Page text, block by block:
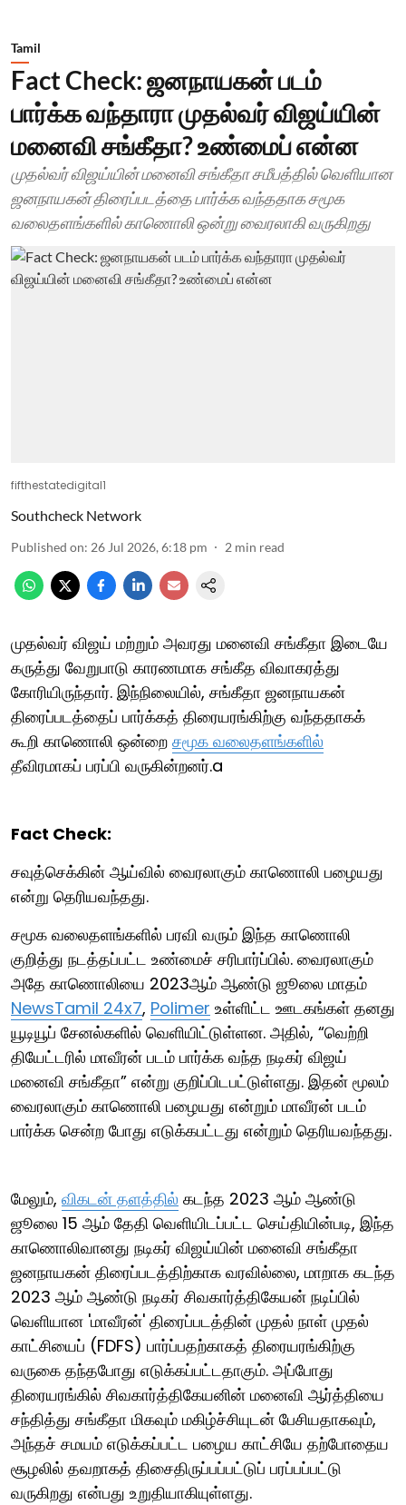
Tamil
Fact Check: ஜனநாயகன் படம்
பார்க்க வந்தாரா முதல்வர் விஜய்யின்
மனைவி சங்கீதா? உண்மைப் என்ன
முதல்வர் விஜய்யின் மனைவி சங்கீதா சமீபத்தில் வெளியான
ஜனநாயகன் திரைப்படத்தை பார்க்க வந்ததாக சமூக
வலைதளங்களில் காணொலி ஒன்று வைரலாகி வருகிறது
fifthestatedigital1
Southcheck Network
Published on: 26 Jul 2026, 6:18 pm 2 min read
முதல்வர் விஜய் மற்றும் அவரது மனைவி சங்கீதா இடையே
கருத்து வேறுபாடு காரணமாக சங்கீத விவாகரத்து
கோரியிருந்தார். இந்நிலையில், சங்கீதா ஜனநாயகன்
திரைப்படத்தைப் பார்க்கத் திரையரங்கிற்கு வந்ததாகக்
கூறி காணொலி ஒன்றை சமூக வலைதளங்களில்
தீவிரமாகப் பரப்பி வருகின்றனர்.a
Fact Check:
சவுத்செக்கின் ஆய்வில் வைரலாகும் காணொலி பழையது
என்று தெரியவந்தது.
சமூக வலைதளங்களில் பரவி வரும் இந்த காணொலி
குறித்து நடத்தப்பட்ட உண்மைச் சரிபார்ப்பில். வைரலாகும்
அதே காணொலியை 2023ஆம் ஆண்டு ஜூலை மாதம்
NewsTamil 24x7, Polimer உள்ளிட்ட ஊடகங்கள் தனது
யூடியூப் சேனல்களில் வெளியிட்டுள்ளன. அதில், “வெற்றி
தியேட்டரில் மாவீரன் படம் பார்க்க வந்த நடிகர் விஜய்
மனைவி சங்கீதா” என்று குறிப்பிடபட்டுள்ளது. இதன் மூலம்
வைரலாகும் காணொலி பழையது என்றும் மாவீரன் படம்
பார்க்க சென்ற போது எடுக்கபட்டது என்றும் தெரியவந்தது.
மேலும், விகடன் தளத்தில் கடந்த 2023 ஆம் ஆண்டு
ஜூலை 15 ஆம் தேதி வெளியிடப்பட்ட செய்தியின்படி, இந்த
காணொலிவானது நடிகர் விஜய்யின் மனைவி சங்கீதா
ஜனநாயகன் திரைப்படத்திற்காக வரவில்லை, மாறாக கடந்த
2023 ஆம் ஆண்டு நடிகர் சிவகார்த்திகேயன் நடிப்பில்
வெளியான 'மாவீரன்' திரைப்படத்தின் முதல் நாள் முதல்
காட்சியைப் (FDFS) பார்ப்பதற்காகத் திரையரங்கிற்கு
வருகை தந்தபோது எடுக்கப்பட்டதாகும். அப்போது
திரையரங்கில் சிவகார்த்திகேயனின் மனைவி ஆர்த்தியை
சந்தித்து சங்கீதா மிகவும் மகிழ்ச்சியுடன் பேசியதாகவும்,
அந்தச் சமயம் எடுக்கப்பட்ட பழைய காட்சியே தற்போதைய
சூழலில் தவறாகத் திசைதிருப்பப்பட்டுப் பரப்பப்பட்டு
வருகிறது என்பது உறுதியாகியுள்ளது.